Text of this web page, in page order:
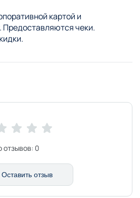
картой и
Предоставляются чеки.
отзывов: 0
Оставить отзыв